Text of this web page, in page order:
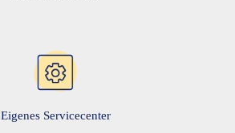
Eigenes Servicecenter